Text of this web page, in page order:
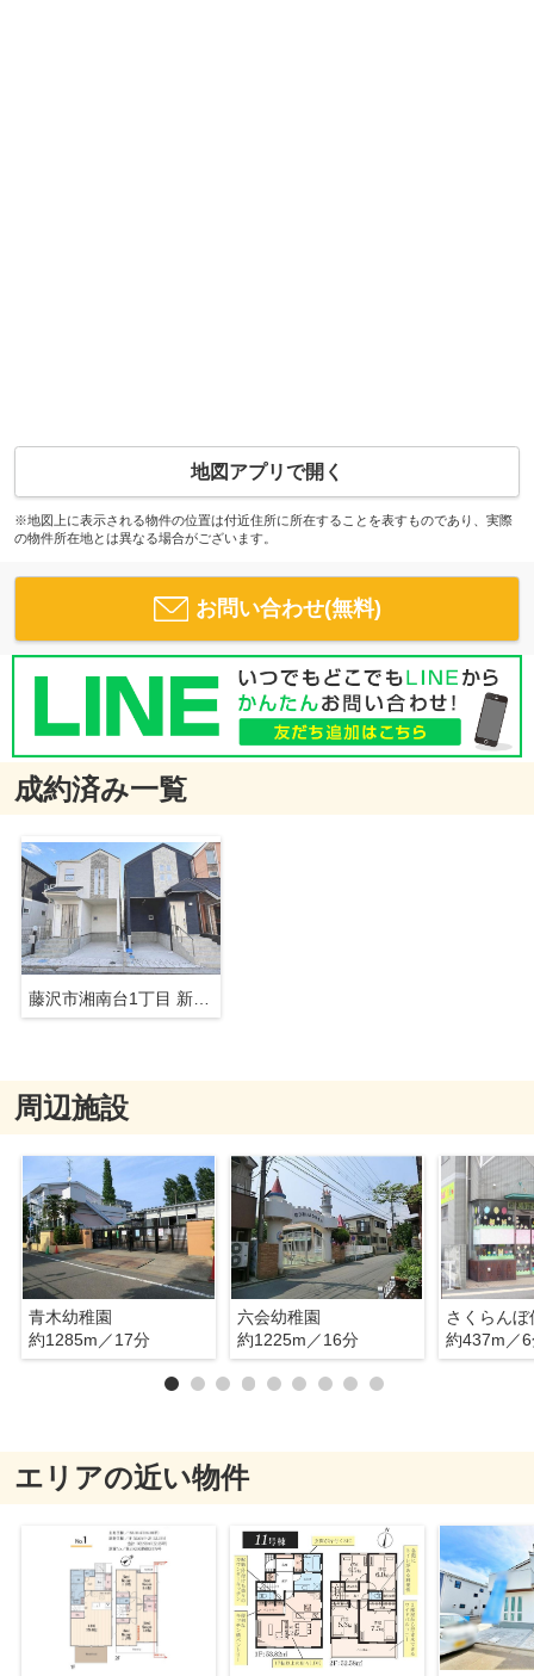
地図アプリで開く
※地図上に表示される物件の位置は付近住所に所在することを表すものであり、実際
の物件所在地とは異なる場合がございます。
お問い合わせ(無料)
成約済み一覧
藤沢市湘南台1丁目 新築戸建 全2棟
周辺施設
青木幼稚園
約1285m／17分
六会幼稚園
約1225m／16分
さくらんぼ
約437m／
エリアの近い物件